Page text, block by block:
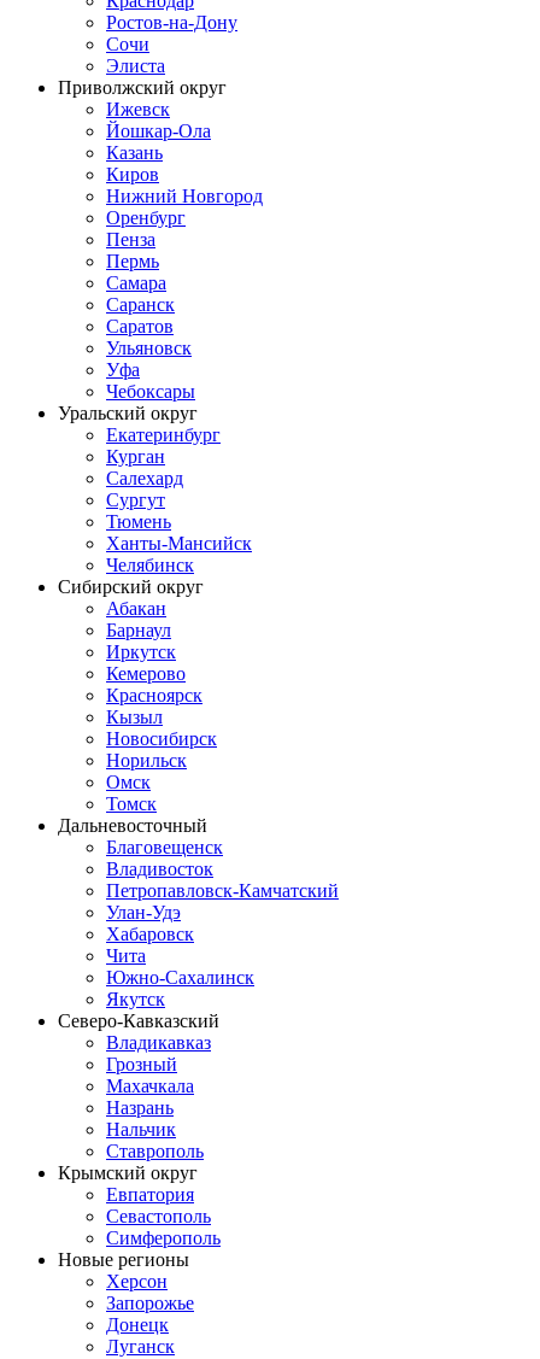
Ростов-на-Дону
Сочи
Элиста
Приволжский округ
Ижевск
Йошкар-Ола
Казань
Киров
Нижний Новгород
Оренбург
Пенза
Пермь
Самара
Саранск
Саратов
Ульяновск
Уфа
Чебоксары
Уральский округ
Екатеринбург
Курган
Салехард
Сургут
Тюмень
Ханты-Мансийск
Челябинск
Сибирский округ
Абакан
Барнаул
Иркутск
Кемерово
Красноярск
Кызыл
Новосибирск
Норильск
Омск
Томск
Дальневосточный
Благовещенск
Владивосток
Петропавловск-Камчатский
Улан-Удэ
Хабаровск
Чита
Южно-Сахалинск
Якутск
Северо-Кавказский
Владикавказ
Грозный
Махачкала
Назрань
Нальчик
Ставрополь
Крымский округ
Евпатория
Севастополь
Симферополь
Новые регионы
Херсон
Запорожье
Донецк
Луганск